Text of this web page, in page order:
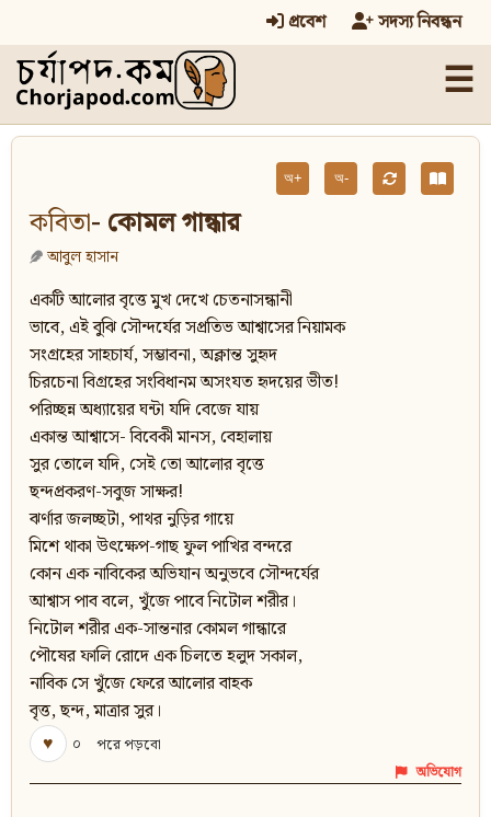
প্রবেশ সদস্য নিবন্ধন
☰
অ+ অ-
কবিতা- কোমল গান্ধার
আবুল হাসান
একটি আলোর বৃত্তে মুখ দেখে চেতনাসন্ধানী
ভাবে, এই বুঝি সৌন্দর্যের সপ্রতিভ আশ্বাসের নিয়ামক
সংগ্রহের সাহচার্য, সম্ভাবনা, অক্লান্ত সুহৃদ
চিরচেনা বিগ্রহের সংবিধানম অসংযত হৃদয়ের ভীত!
পরিচ্ছন্ন অধ্যায়ের ঘন্টা যদি বেজে যায়
একান্ত আশ্বাসে- বিবেকী মানস, বেহালায়
সুর তোলে যদি, সেই তো আলোর বৃত্তে
ছন্দপ্রকরণ-সবুজ সাক্ষর!
ঝর্ণার জলচ্ছটা, পাথর নুড়ির গায়ে
মিশে থাকা উৎক্ষেপ-গাছ ফুল পাখির বন্দরে
কোন এক নাবিকের অভিযান অনুভবে সৌন্দর্যের
আশ্বাস পাব বলে, খুঁজে পাবে নিটোল শরীর।
নিটোল শরীর এক-সান্তনার কোমল গান্ধারে
পৌষের ফালি রোদে এক চিলতে হলুদ সকাল,
নাবিক সে খুঁজে ফেরে আলোর বাহক
বৃত্ত, ছন্দ, মাত্রার সুর।
♥
০ পরে পড়বো
অভিযোগ